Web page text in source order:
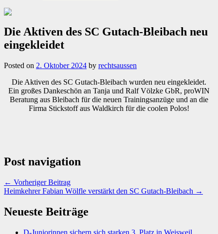
Die Aktiven des SC Gutach-Bleibach neu
eingekleidet
Posted on 2. Oktober 2024 by rechtsaussen
Die Aktiven des SC Gutach-Bleibach wurden neu eingekleidet.
Ein großes Dankeschön an Tanja und Ralf Völzke GbR, proWIN
Beratung aus Bleibach für die neuen Trainingsanzüge und an die
Firma Stickstoff aus Waldkirch für die coolen Polos!
Post navigation
← Vorheriger Beitrag
Heimkehrer Fabian Wölfle verstärkt den SC Gutach-Bleibach →
Neueste Beiträge